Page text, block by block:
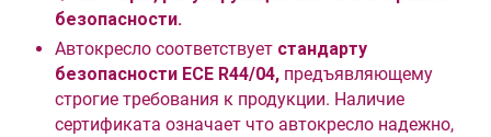
безопасности.
Автокресло соответствует стандарту
безопасности ECE R44/04, предъявляющему
строгие требования к продукции. Наличие
сертификата означает что автокресло надежно,